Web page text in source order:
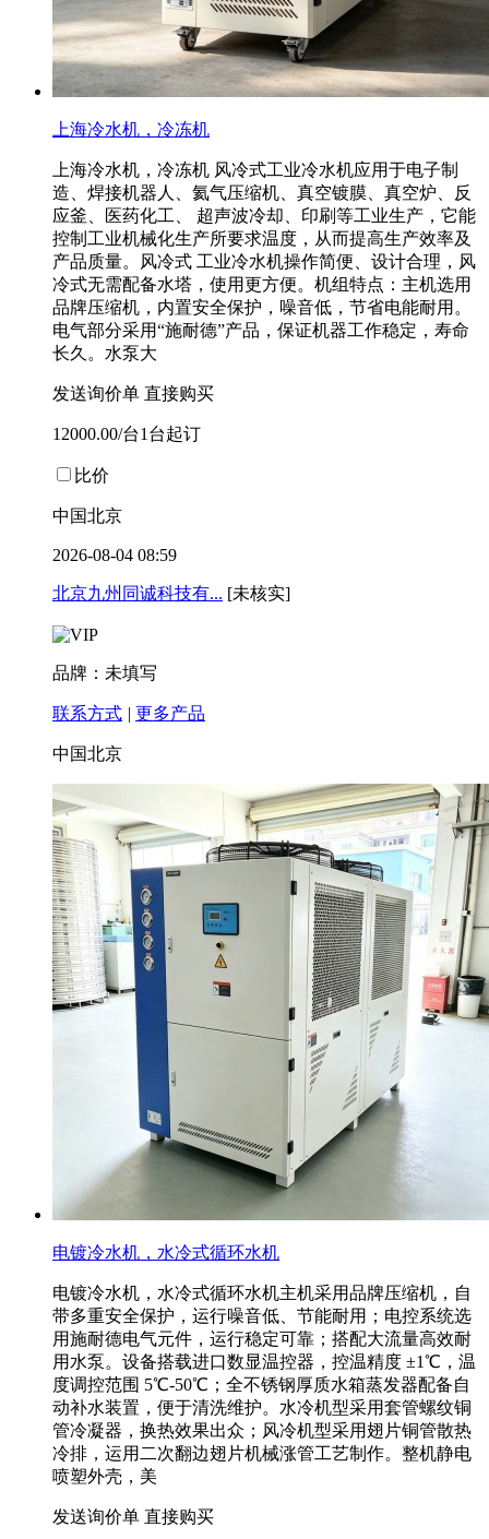
上海冷水机，冷冻机
上海冷水机，冷冻机 风冷式工业冷水机应用于电子制
造、焊接机器人、氦气压缩机、真空镀膜、真空炉、反
应釜、医药化工、 超声波冷却、印刷等工业生产，它能
控制工业机械化生产所要求温度，从而提高生产效率及
产品质量。风冷式 工业冷水机操作简便、设计合理，风
冷式无需配备水塔，使用更方便。机组特点：主机选用
品牌压缩机，内置安全保护，噪音低，节省电能耐用。
电气部分采用“施耐德”产品，保证机器工作稳定，寿命
长久。水泵大
发送询价单 直接购买
12000.00/台1台起订
比价
中国北京
2026-08-04 08:59
北京九州同诚科技有... [未核实]
品牌：未填写
联系方式 | 更多产品
中国北京
电镀冷水机，水冷式循环水机
电镀冷水机，水冷式循环水机主机采用品牌压缩机，自
带多重安全保护，运行噪音低、节能耐用；电控系统选
用施耐德电气元件，运行稳定可靠；搭配大流量高效耐
用水泵。设备搭载进口数显温控器，控温精度 ±1℃，温
度调控范围 5℃-50℃；全不锈钢厚质水箱蒸发器配备自
动补水装置，便于清洗维护。水冷机型采用套管螺纹铜
管冷凝器，换热效果出众；风冷机型采用翅片铜管散热
冷排，运用二次翻边翅片机械涨管工艺制作。整机静电
喷塑外壳，美
发送询价单 直接购买